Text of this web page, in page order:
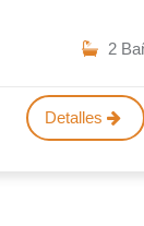
2
Detalles